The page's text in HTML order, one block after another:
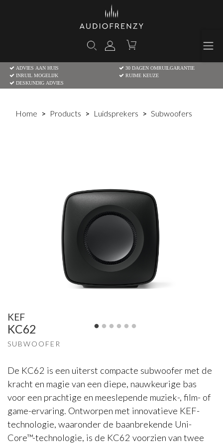
ADVIES AAN HUIS
30 DAGEN OMRUILGARANTIE
INRUIL MOGELIJK
RUIME KEUZE
DESKUNDIG ADVIES
Home Products Luidsprekers Subwoofers
KEF
KC62
SUBWOOFER
De KC62 is een uiterst compacte subwoofer met de
kracht en magie van een diepe, nauwkeurige bas
voor een prachtige en meeslepende muziek-, film- of
game-ervaring. Ontworpen met innovatieve KEF-
technologie, waaronder de baanbrekende Uni-
Core™-technologie, is de KC62 voorzien van twee